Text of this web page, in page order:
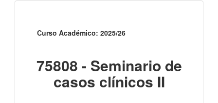
Curso Académico: 2025/26
75808 - Seminario de
casos clínicos II